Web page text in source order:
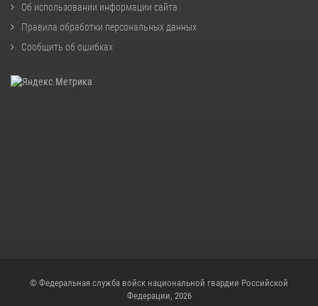
Об использовании информации сайта
Правила обработки персональных данных
Сообщить об ошибках
© Федеральная служба войск национальной гвардии Российской
Федерации, 2026